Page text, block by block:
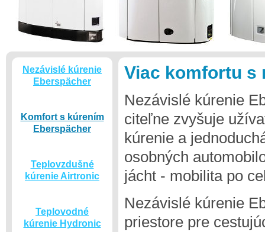
Nezávislé kúrenie
Eberspächer
Komfort s kúrením
Eberspächer
Teplovzdušné
kúrenie Airtronic
Teplovodné
kúrenie Hydronic
Viac komfortu s
Nezávislé kúrenie
citeľne zvyšuje
kúrenie a
osobných
jácht - mobilita po
Nezávislé kúrenie
priestore pre